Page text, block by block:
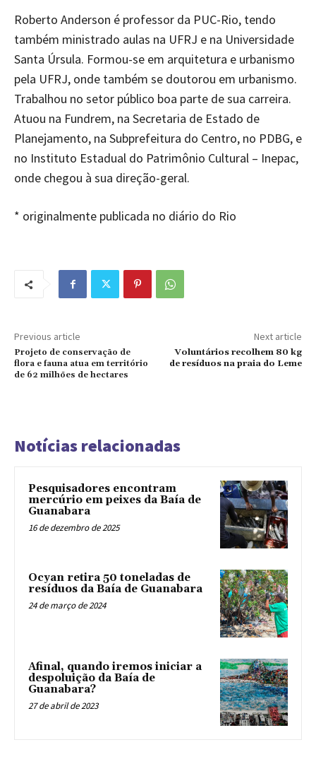
Roberto Anderson é professor da PUC-Rio, tendo
também ministrado aulas na UFRJ e na Universidade
Santa Úrsula. Formou-se em arquitetura e urbanismo
pela UFRJ, onde também se doutorou em urbanismo.
Trabalhou no setor público boa parte de sua carreira.
Atuou na Fundrem, na Secretaria de Estado de
Planejamento, na Subprefeitura do Centro, no PDBG, e
no Instituto Estadual do Patrimônio Cultural – Inepac,
onde chegou à sua direção-geral.
* originalmente publicada no diário do Rio
Previous article
Projeto de conservação de
flora e fauna atua em território
de 62 milhões de hectares
Next article
Voluntários recolhem 80 kg
de resíduos na praia do Leme
Notícias relacionadas
Pesquisadores encontram
mercúrio em peixes da Baía de
Guanabara
16 de dezembro de 2025
Ocyan retira 50 toneladas de
resíduos da Baía de Guanabara
24 de março de 2024
Afinal, quando iremos iniciar a
despoluição da Baía de
Guanabara?
27 de abril de 2023